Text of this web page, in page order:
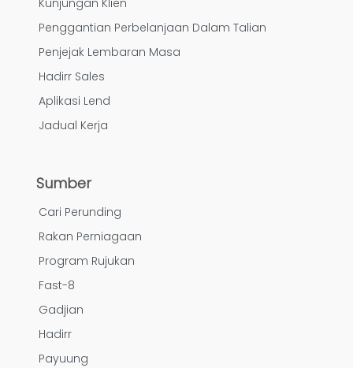
Kunjungan Klien
Penggantian Perbelanjaan Dalam Talian
Penjejak Lembaran Masa
Hadirr Sales
Aplikasi Lend
Jadual Kerja
Sumber
Cari Perunding
Rakan Perniagaan
Program Rujukan
Fast-8
Gadjian
Hadirr
Payuung